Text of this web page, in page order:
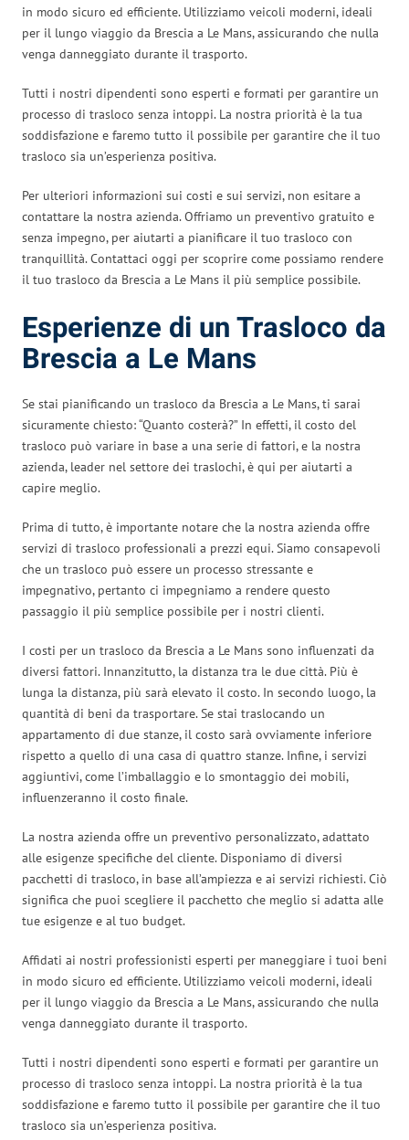
in modo sicuro ed efficiente. Utilizziamo veicoli moderni, ideali
per il lungo viaggio da Brescia a Le Mans, assicurando che nulla
venga danneggiato durante il trasporto.
Tutti i nostri dipendenti sono esperti e formati per garantire un
processo di trasloco senza intoppi. La nostra priorità è la tua
soddisfazione e faremo tutto il possibile per garantire che il tuo
trasloco sia un’esperienza positiva.
Per ulteriori informazioni sui costi e sui servizi, non esitare a
contattare la nostra azienda. Offriamo un preventivo gratuito e
senza impegno, per aiutarti a pianificare il tuo trasloco con
tranquillità. Contattaci oggi per scoprire come possiamo rendere
il tuo trasloco da Brescia a Le Mans il più semplice possibile.
Esperienze di un Trasloco da
Brescia a Le Mans
Se stai pianificando un trasloco da Brescia a Le Mans, ti sarai
sicuramente chiesto: “Quanto costerà?” In effetti, il costo del
trasloco può variare in base a una serie di fattori, e la nostra
azienda, leader nel settore dei traslochi, è qui per aiutarti a
capire meglio.
Prima di tutto, è importante notare che la nostra azienda offre
servizi di trasloco professionali a prezzi equi. Siamo consapevoli
che un trasloco può essere un processo stressante e
impegnativo, pertanto ci impegniamo a rendere questo
passaggio il più semplice possibile per i nostri clienti.
I costi per un trasloco da Brescia a Le Mans sono influenzati da
diversi fattori. Innanzitutto, la distanza tra le due città. Più è
lunga la distanza, più sarà elevato il costo. In secondo luogo, la
quantità di beni da trasportare. Se stai traslocando un
appartamento di due stanze, il costo sarà ovviamente inferiore
rispetto a quello di una casa di quattro stanze. Infine, i servizi
aggiuntivi, come l’imballaggio e lo smontaggio dei mobili,
influenzeranno il costo finale.
La nostra azienda offre un preventivo personalizzato, adattato
alle esigenze specifiche del cliente. Disponiamo di diversi
pacchetti di trasloco, in base all’ampiezza e ai servizi richiesti. Ciò
significa che puoi scegliere il pacchetto che meglio si adatta alle
tue esigenze e al tuo budget.
Affidati ai nostri professionisti esperti per maneggiare i tuoi beni
in modo sicuro ed efficiente. Utilizziamo veicoli moderni, ideali
per il lungo viaggio da Brescia a Le Mans, assicurando che nulla
venga danneggiato durante il trasporto.
Tutti i nostri dipendenti sono esperti e formati per garantire un
processo di trasloco senza intoppi. La nostra priorità è la tua
soddisfazione e faremo tutto il possibile per garantire che il tuo
trasloco sia un’esperienza positiva.